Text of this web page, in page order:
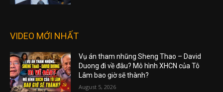
VIDEO MỚI NHẤT
Vụ án tham nhũng Sheng Thao – David
Duong đi về đâu? Mô hình XHCN của Tô
Lâm bao giờ sẽ thành?
August 5, 2026